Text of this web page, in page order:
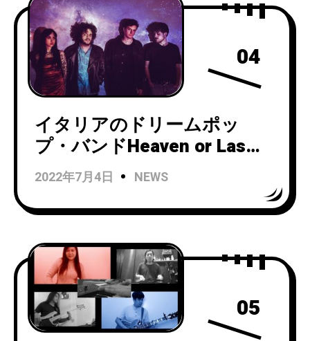
04
イタリアのドリームポッ
プ・バンドHeaven or Las
Vegasが「Pop Dream」の
MVを公開！
2022年7月4日 NEWS
05